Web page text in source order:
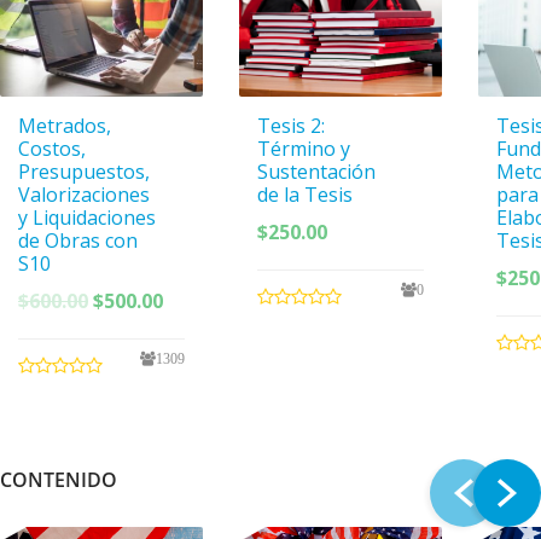
Metrados,
Costos,
Presupuestos,
Valorizaciones
y Liquidaciones
de Obras con
S10
$600.00El
original
era:
$500.00El
actual
1309
Tesis 2:
Término y
Sustentación
de la Tesis
$250.00
0
$
CONTENIDO